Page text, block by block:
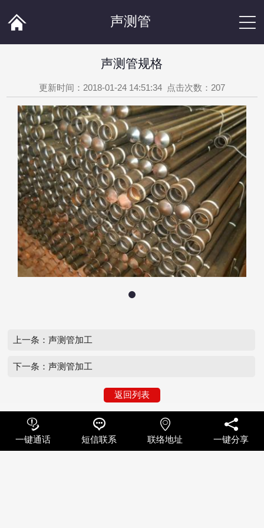
 声测管 
声测管规格
更新时间：2018-01-24 14:51:34 点击次数： 207
上一条：声测管加工
下一条：声测管加工
返回列表

一键通话

短信联系

联络地址

一键分享